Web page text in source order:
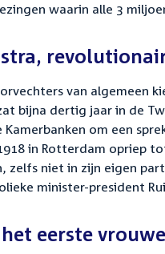
waarin alle 3
van algemeen
bijna dertig jaar in de
Kamerbanken om een
in Rotterdam opriep
zelfs niet in zijn eigen
minister-president
het eerste